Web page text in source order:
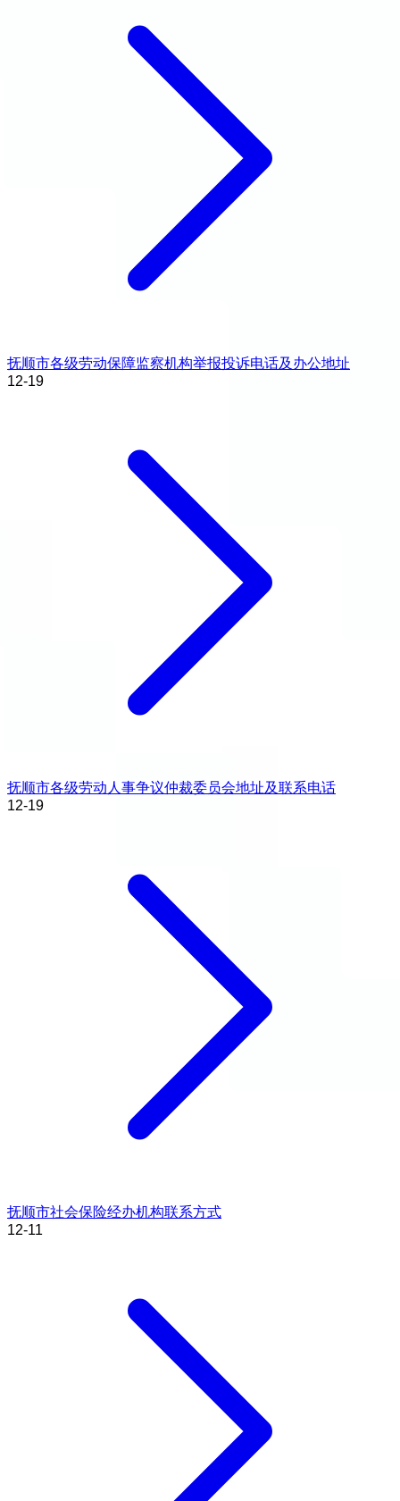
抚顺市各级劳动保障监察机构举报投诉电话及办公地址
12-19
抚顺市各级劳动人事争议仲裁委员会地址及联系电话
12-19
抚顺市社会保险经办机构联系方式
12-11